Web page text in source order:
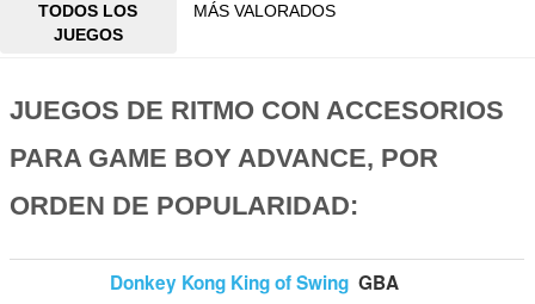
TODOS LOS
JUEGOS
MÁS VALORADOS
JUEGOS DE RITMO CON ACCESORIOS
PARA GAME BOY ADVANCE, POR
ORDEN DE POPULARIDAD:
Donkey Kong King of Swing GBA